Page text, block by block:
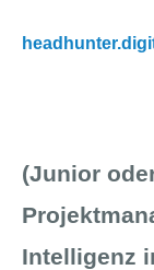
Hauptnavigation
Inhalt
Seitenspalte
(Junior
Intelligenz